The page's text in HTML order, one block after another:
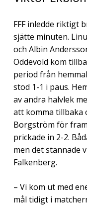
FFF inledde riktigt
sjätte minuten.
och Albin
Oddevold kom
period från
stod 1-1 i paus.
av andra halvlek
att komma tillbaka
Borgström för
prickade in 2-2.
men det stannade
Falkenberg.
– Vi kom ut med
mål tidigt i